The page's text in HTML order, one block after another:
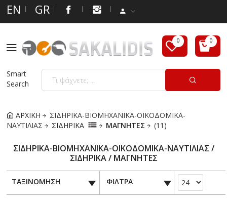
EN GR
Smart
Search
ΑΡΧΙΚΗ
ΣΙΔΗΡΙΚΑ-ΒΙΟΜΗΧΑΝΙΚΑ-ΟΙΚΟΔΟΜΙΚΑ-
ΝΑΥΤΙΛΙΑΣ
ΣΙΔΗΡΙΚΑ ΜΑΓΝΗΤΕΣ (11)
ΣΙΔΗΡΙΚΑ-ΒΙΟΜΗΧΑΝΙΚΑ-ΟΙΚΟΔΟΜΙΚΑ-ΝΑΥΤΙΛΙΑΣ /
ΣΙΔΗΡΙΚΑ / ΜΑΓΝΗΤΕΣ
ΤΑΞΙΝΟΜΗΣΗ ΦΙΛΤΡΑ